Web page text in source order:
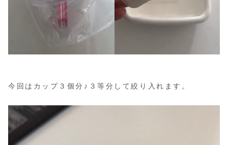
今回はカップ３個分♪３等分して絞り入れます。